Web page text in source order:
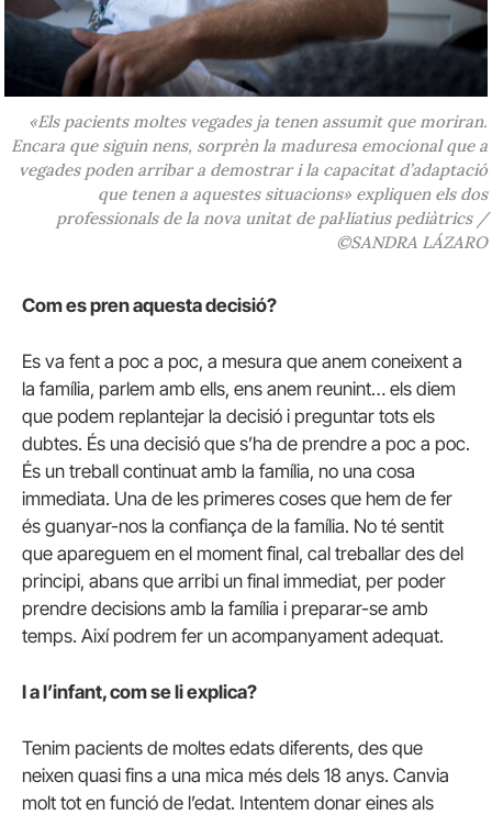
«Els pacients moltes vegades ja tenen assumit que moriran.
Encara que siguin nens, sorprèn la maduresa emocional que a
vegades poden arribar a demostrar i la capacitat d’adaptació
que tenen a aquestes situacions» expliquen els dos
professionals de la nova unitat de pal·liatius pediàtrics /
©SANDRA LÁZARO
Com es pren aquesta decisió?
Es va fent a poc a poc, a mesura que anem coneixent a
la família, parlem amb ells, ens anem reunint… els diem
que podem replantejar la decisió i preguntar tots els
dubtes. És una decisió que s’ha de prendre a poc a poc.
És un treball continuat amb la família, no una cosa
immediata. Una de les primeres coses que hem de fer
és guanyar-nos la confiança de la família. No té sentit
que apareguem en el moment final, cal treballar des del
principi, abans que arribi un final immediat, per poder
prendre decisions amb la família i preparar-se amb
temps. Així podrem fer un acompanyament adequat.
I a l’infant, com se li explica?
Tenim pacients de moltes edats diferents, des que
neixen quasi fins a una mica més dels 18 anys. Canvia
molt tot en funció de l’edat. Intentem donar eines als